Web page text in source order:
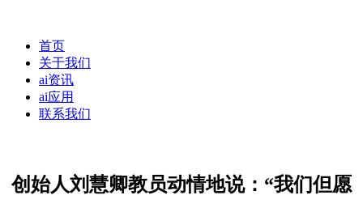
首页
关于我们
ai资讯
ai应用
联系我们
创始人刘慧卿教员动情地说：“我们但愿